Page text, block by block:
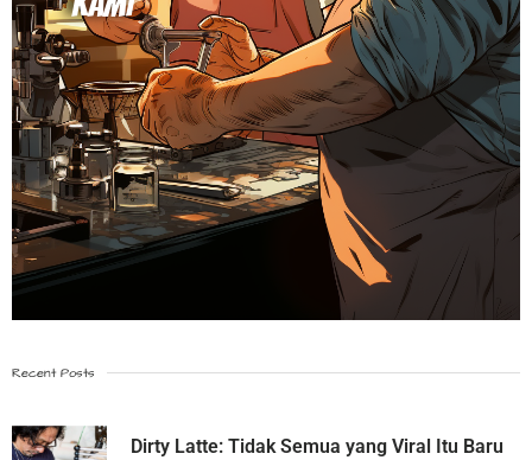
Recent Posts
Dirty Latte: Tidak Semua yang Viral Itu Baru